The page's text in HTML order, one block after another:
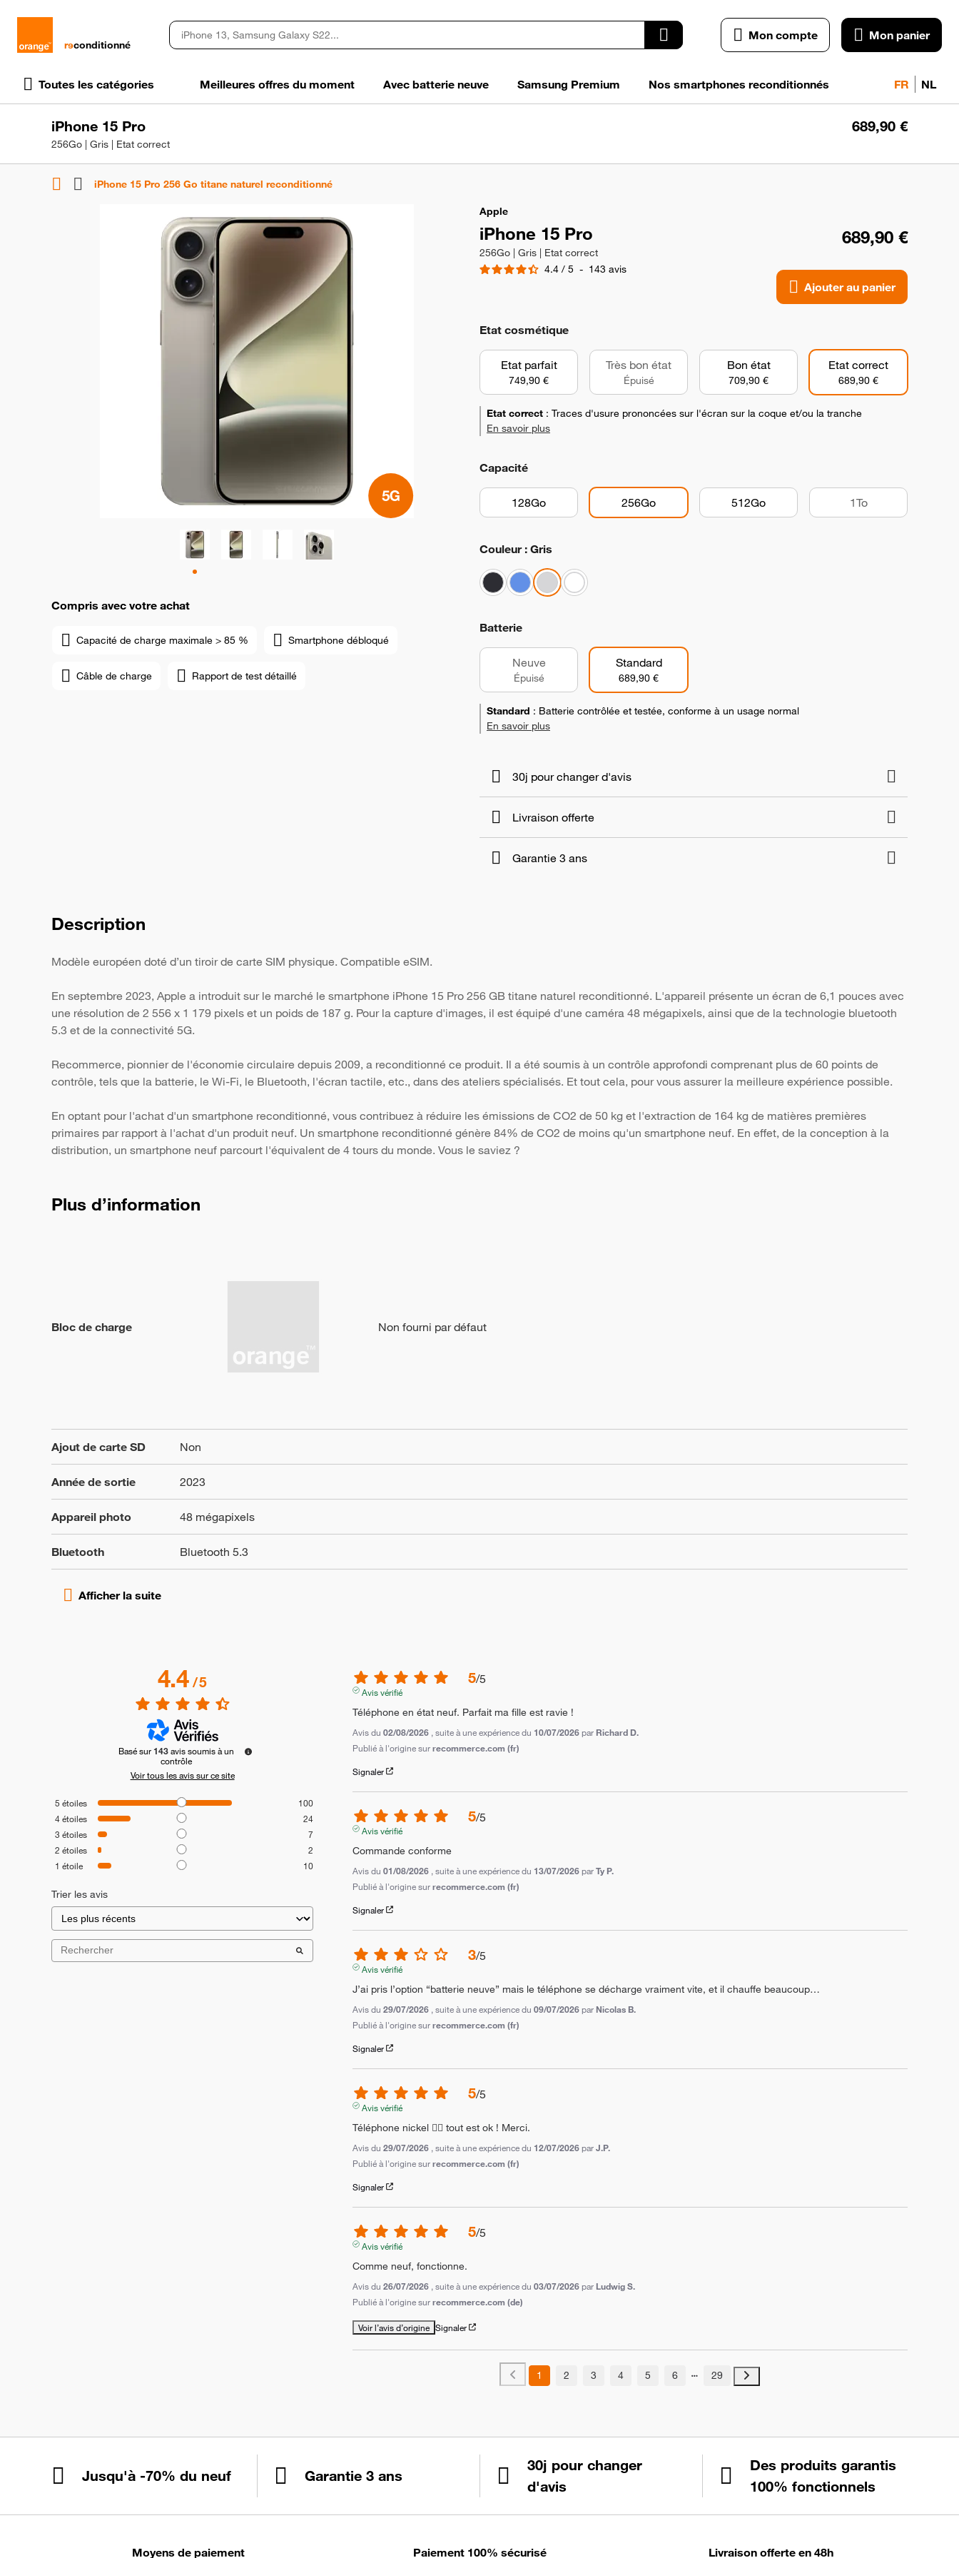
rɘconditionné
Mon compte Mon panier
Toutes les catégories Meilleures offres du moment Avec batterie neuve Samsung Premium Nos smartphones reconditionnés FR NL
iPhone 15 Pro
256Go | Gris | Etat correct
689,90 €
iPhone 15 Pro 256 Go titane naturel reconditionné
Apple
iPhone 15 Pro
256Go | Gris | Etat correct
4.4 / 5 - 143 avis
Compris avec votre achat
Capacité de charge maximale > 85 % Smartphone débloqué
Câble de charge Rapport de test détaillé
689,90 €
Ajouter au panier
Etat cosmétique
Etat parfait
749,90 €
Très bon état
Épuisé
Bon état
709,90 €
Etat correct
689,90 €
Etat correct : Traces d'usure prononcées sur l'écran sur la coque et/ou la tranche
En savoir plus
Capacité
128Go 256Go 512Go 1To
Couleur : Gris
Batterie
Neuve
Épuisé
Standard
689,90 €
Standard : Batterie contrôlée et testée, conforme à un usage normal
En savoir plus
30j pour changer d'avis
Livraison offerte
Garantie 3 ans
Description
Modèle européen doté d’un tiroir de carte SIM physique. Compatible eSIM.
En septembre 2023, Apple a introduit sur le marché le smartphone iPhone 15 Pro 256 GB titane naturel reconditionné. L'appareil présente un écran de 6,1 pouces avec
une résolution de 2 556 x 1 179 pixels et un poids de 187 g. Pour la capture d'images, il est équipé d'une caméra 48 mégapixels, ainsi que de la technologie bluetooth
5.3 et de la connectivité 5G.
Recommerce, pionnier de l'économie circulaire depuis 2009, a reconditionné ce produit. Il a été soumis à un contrôle approfondi comprenant plus de 60 points de
contrôle, tels que la batterie, le Wi-Fi, le Bluetooth, l'écran tactile, etc., dans des ateliers spécialisés. Et tout cela, pour vous assurer la meilleure expérience possible.
En optant pour l'achat d'un smartphone reconditionné, vous contribuez à réduire les émissions de CO2 de 50 kg et l'extraction de 164 kg de matières premières
primaires par rapport à l'achat d'un produit neuf. Un smartphone reconditionné génère 84% de CO2 de moins qu'un smartphone neuf. En effet, de la conception à la
distribution, un smartphone neuf parcourt l'équivalent de 4 tours du monde. Vous le saviez ?
Plus d’information
Bloc de charge Non fourni par défaut
Ajout de carte SD Non
Année de sortie 2023
Appareil photo 48 mégapixels
Bluetooth Bluetooth 5.3
4.4/5
Basé sur 143 avis soumis à un
contrôle
Voir tous les avis sur ce site
5 étoiles
100
4étoiles
24
3 étoiles
7
2 étoiles
2
1 étoile 10
Trier les avis
5/5
Avis vérifié
Téléphone en état neuf. Parfait ma fille est ravie !
Avis du02/08/2026 , suite à une expérience du 10/07/2026 par Richard D.
Publié à l'origine surrecommerce.com (fr)
Signaler
5/5
Avis vérifié
Commande conforme
Avis du01/08/2026 , suite à une expérience du 13/07/2026 parTy P.
Publié à l'origine surrecommerce.com (fr)
Signaler
3/5
Avis vérifié
J’ai pris l’option “batterie neuve” mais le téléphone se décharge vraiment vite, et il chauffe beaucoup…
Avis du29/07/2026 , suite à une expérience du09/07/2026 par Nicolas B.
Publié à l'origine surrecommerce.com (fr)
Signaler
5/5
Avis vérifié
Téléphone nickel 👌🏼 tout est ok ! Merci.
Avis du29/07/2026 , suite à une expérience du 12/07/2026 parJ.P.
Publié à l'origine surrecommerce.com (fr)
Signaler
5/5
Avis vérifié
Comme neuf, fonctionne.
Avis du26/07/2026 , suite à une expérience du03/07/2026 par Ludwig S.
Publié à l'origine surrecommerce.com (de)
Voir l’avis d’origine Signaler
1 2 3 4 5 6 29
Jusqu'à -70% du neuf Garantie 3 ans
30j pour changer
d'avis
Des produits garantis
100% fonctionnels
Moyens de paiement Paiement 100% sécurisé Livraison offerte en 48h